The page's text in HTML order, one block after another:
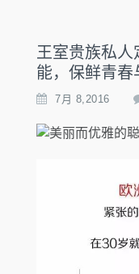
王室贵族私
能，保鲜青春
7月 8,2016